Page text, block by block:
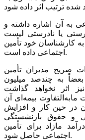
تأمین اجتماعی به آن اشاره داشته و
یا نادرستی لیست
مهلت ۶ ماهه را به کارشناسان خود تأمین
اجتماعی داده است.
صریح مدیران تأمین
بعضاً به چندصد میلیون
اثر نخواهد گذاشت
بیمه‌ای آن
در حین کار و افزایش
و حقوق بازنشستگی
مازاد برای تأمین
اجتماعی حاصل شود.